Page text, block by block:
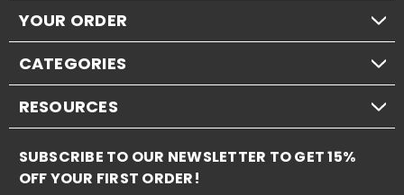
YOUR ORDER
CATEGORIES
RESOURCES
SUBSCRIBE TO OUR NEWSLETTER TO GET 15%
OFF YOUR FIRST ORDER!